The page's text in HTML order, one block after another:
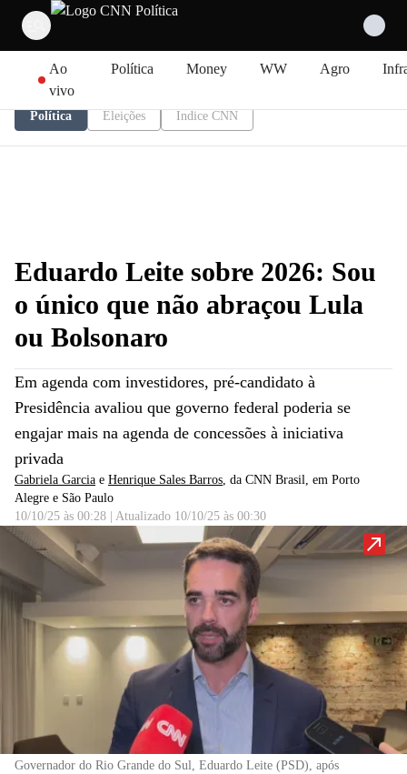
Ao
vivo
Política Money WW Agro
Política Eleições Índice CNN
Eduardo Leite sobre 2026: Sou
o único que não abraçou Lula
ou Bolsonaro
Em agenda com investidores, pré-candidato à
Presidência avaliou que governo federal poderia se
engajar mais na agenda de concessões à iniciativa
privada
Gabriela Garcia e Henrique Sales Barros, da CNN Brasil, em Porto
Alegre e São Paulo
10/10/25 às 00:28
Atualizado 10/10/25 às 00:30
Governador do Rio Grande do Sul, Eduardo Leite (PSD), após